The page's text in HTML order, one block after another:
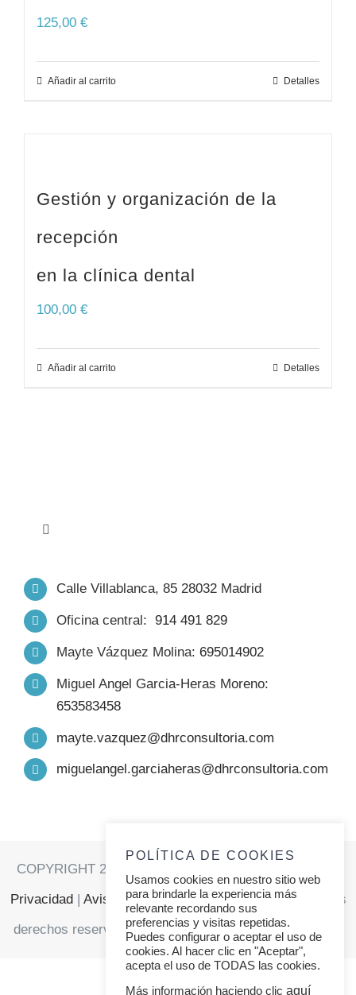
125,00 €
Añadir al carrito Detalles
Gestión y organización de la
recepción
en la clínica dental
100,00 €
Añadir al carrito Detalles
Toggle
NOSOTROS
FORMACIÓN
PRODUCTOS
TRABAJO
CONTACTO
Calle Villablanca, 85 28032 Madrid
Oficina central: 914 491 829
Mayte Vázquez Molina: 695014902
Miguel Angel Garcia-Heras Moreno:
653583458
mayte.vazquez@dhrconsultoria.com
miguelangel.garciaheras@dhrconsultoria.com
COPYRIGHT 2021 | DHR CONSULTORIA |
Privacidad
Aviso Legal |Política de Cookies| Todos los
derechos reservados |Diseñada por Thunder Creativos
POLÍTICA DE COOKIES
Usamos cookies en nuestro sitio web
para brindarle la experiencia más
relevante recordando sus
preferencias y visitas repetidas.
Puedes configurar o aceptar el uso de
cookies. Al hacer clic en "Aceptar",
acepta el uso de TODAS las cookies.
Más información haciendo clic aquí